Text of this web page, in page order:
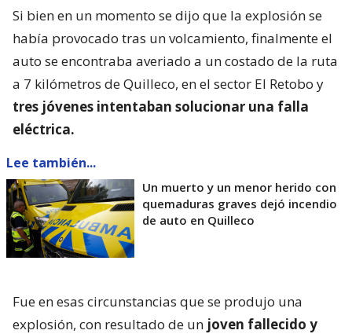
Si bien en un momento se dijo que la explosión se
había provocado tras un volcamiento, finalmente el
auto se encontraba averiado a un costado de la ruta
a 7 kilómetros de Quilleco, en el sector El Retobo y
tres jóvenes intentaban solucionar una falla
eléctrica.
Lee también...
Un muerto y un menor herido con
quemaduras graves dejó incendio
de auto en Quilleco
Fue en esas circunstancias que se produjo una
explosión, con resultado de un joven fallecido y